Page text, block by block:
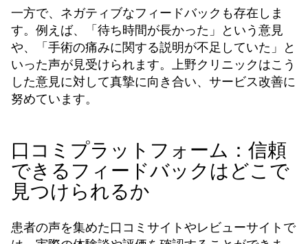
一方で、ネガティブなフィードバックも存在しま
す。例えば、「待ち時間が長かった」という意見
や、「手術の痛みに関する説明が不足していた」と
いった声が見受けられます。上野クリニックはこう
した意見に対して真摯に向き合い、サービス改善に
努めています。
口コミプラットフォーム：信頼
できるフィードバックはどこで
見つけられるか
患者の声を集めた口コミサイトやレビューサイトで